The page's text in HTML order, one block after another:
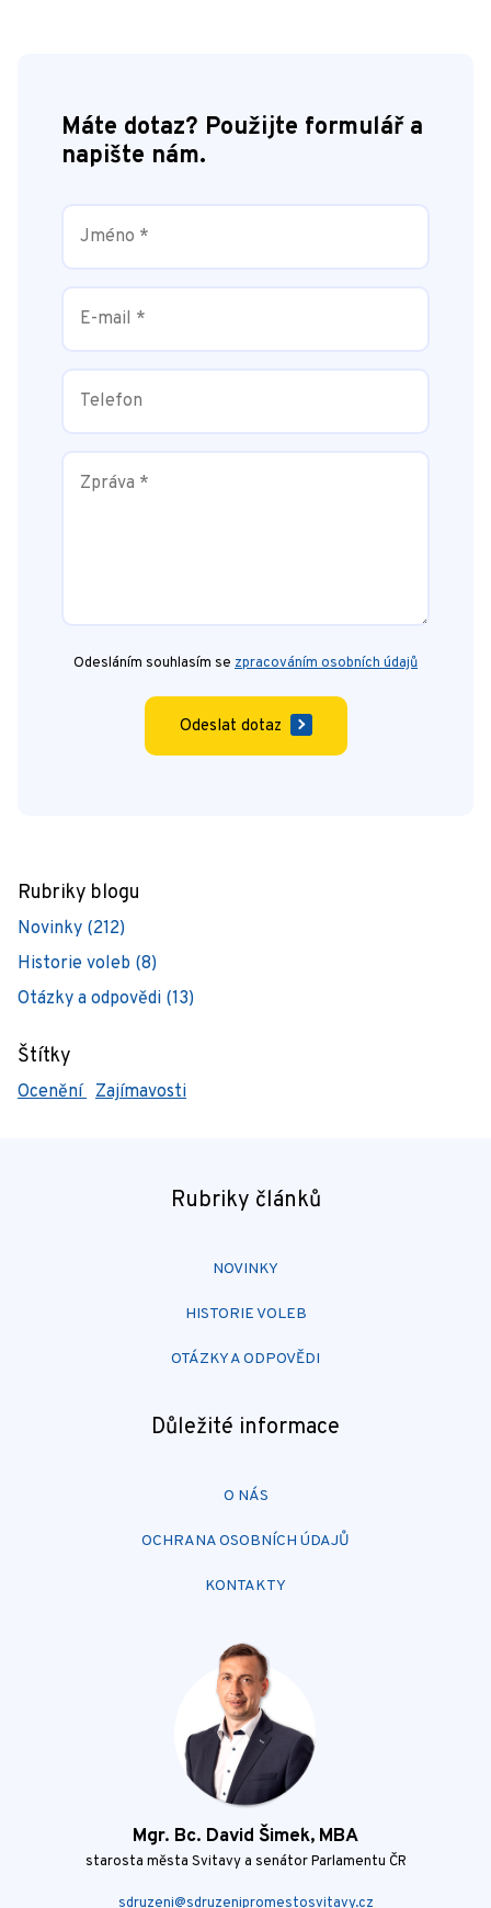
Máte dotaz? Použijte formulář a
napište nám.
Odesláním souhlasím se zpracováním osobních údajů
Odeslat dotaz
Rubriky blogu
Novinky (212)
Historie voleb (8)
Otázky a odpovědi (13)
Štítky
Ocenění Zajímavosti
Rubriky článků
NOVINKY
HISTORIE VOLEB
OTÁZKY A ODPOVĚDI
Důležité informace
O NÁS
OCHRANA OSOBNÍCH ÚDAJŮ
KONTAKTY
Mgr. Bc. David Šimek, MBA
starosta města Svitavy a senátor Parlamentu ČR
sdruzeni@sdruzenipromestosvitavy.cz